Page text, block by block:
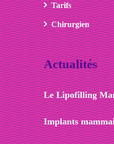
Tarifs
Chirurgien
Actualités
Le Lipofilling
Implants